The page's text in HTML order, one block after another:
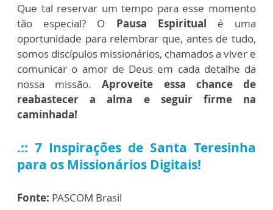
Que tal reservar um tempo para esse momento
tão especial? O Pausa Espiritual é uma
oportunidade para relembrar que, antes de tudo,
somos discípulos missionários, chamados a viver e
comunicar o amor de Deus em cada detalhe da
nossa missão. Aproveite essa chance de
reabastecer a alma e seguir firme na
caminhada!
.:: 7 Inspirações de Santa Teresinha
para os Missionários Digitais!
Fonte: PASCOM Brasil